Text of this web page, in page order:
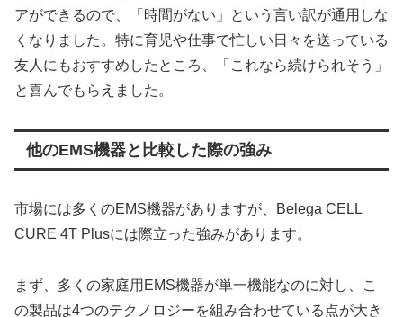
アができるので、「時間がない」という言い訳が通用しな
くなりました。特に育児や仕事で忙しい日々を送っている
友人にもおすすめしたところ、「これなら続けられそう」
と喜んでもらえました。
他のEMS機器と比較した際の強み
市場には多くのEMS機器がありますが、Belega CELL
CURE 4T Plusには際立った強みがあります。
まず、多くの家庭用EMS機器が単一機能なのに対し、こ
の製品は4つのテクノロジーを組み合わせている点が大き